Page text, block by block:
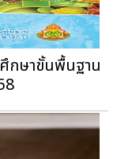
กษาขั้นพื้นฐาน